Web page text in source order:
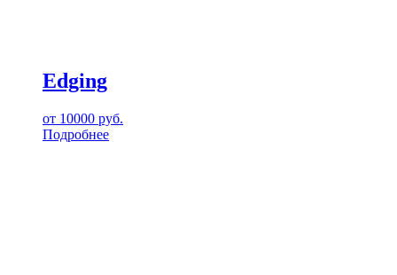
Edging
от 10000 руб.
Подробнее